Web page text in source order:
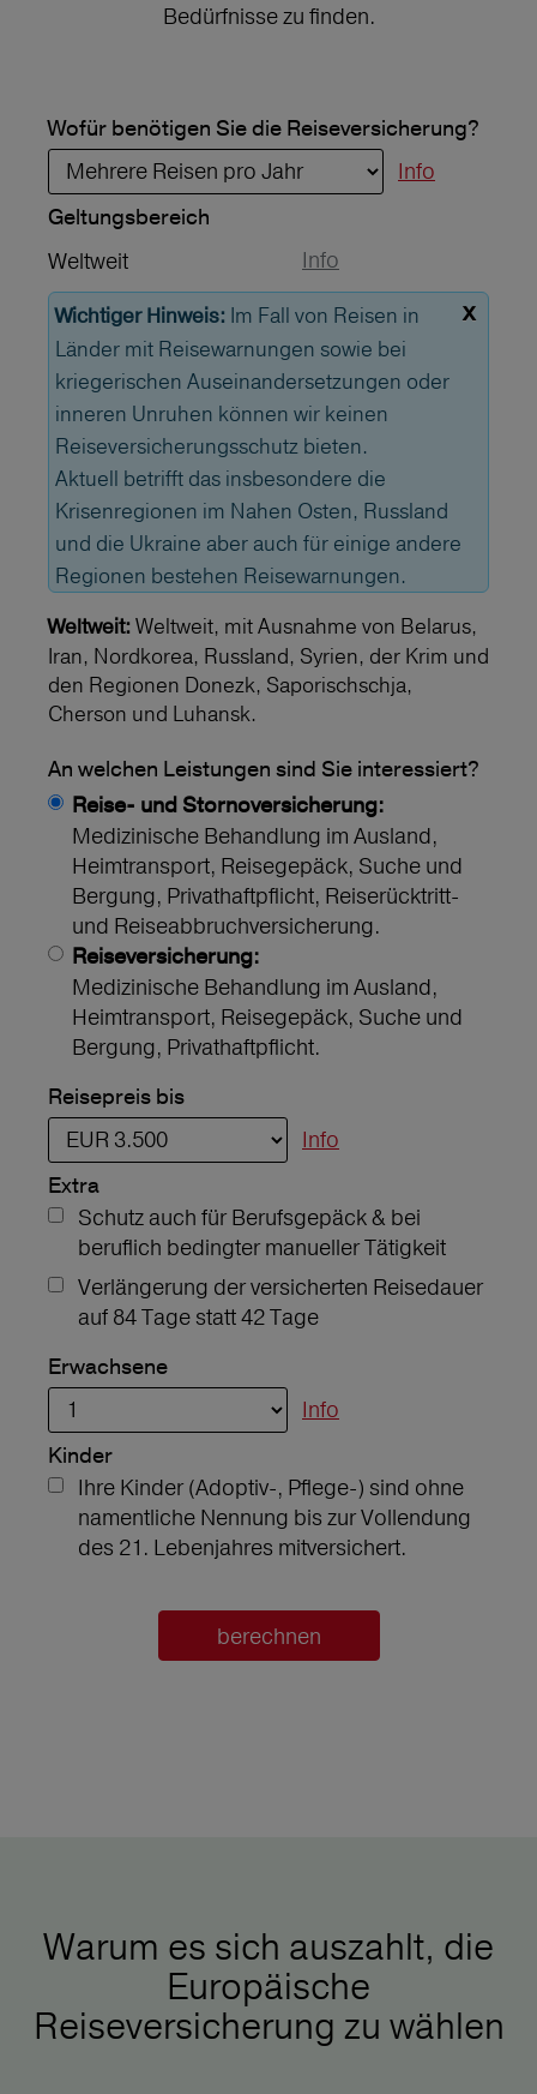
Bedürfnisse zu finden.
Wofür benötigen Sie die Reiseversicherung?
Info
Geltungs­bereich
Weltweit
Info
x
Wichtiger Hinweis: Im Fall von Reisen in
Länder mit Reisewarnungen sowie bei
kriegerischen Auseinandersetzungen oder
inneren Unruhen können wir keinen
Reiseversicherungsschutz bieten.
Aktuell betrifft das insbesondere die
Krisenregionen im Nahen Osten, Russland
und die Ukraine aber auch für einige andere
Regionen bestehen Reisewarnungen.
Weltweit: Weltweit, mit Ausnahme von Belarus,
Iran, Nordkorea, Russland, Syrien, der Krim und
den Regionen Donezk, Saporischschja,
Cherson und Luhansk.
An welchen Leistungen sind Sie interessiert?
Reise- und Stornoversicherung:
Medizinische Behandlung im Ausland,
Heimtransport, Reisegepäck, Suche und
Bergung, Privathaftpflicht, Reiserücktritt-
und Reiseabbruchversicherung.
Reiseversicherung:
Medizinische Behandlung im Ausland,
Heimtransport, Reisegepäck, Suche und
Bergung, Privathaftpflicht.
Reisepreis bis
Info
Extra
Schutz auch für Berufsgepäck & bei
beruflich bedingter manueller Tätigkeit
Verlängerung der versicherten Reisedauer
auf 84 Tage statt 42 Tage
Erwachsene
Info
Kinder
Ihre Kinder (Adoptiv-, Pflege-) sind ohne
namentliche Nennung bis zur Vollendung
des 21. Lebenjahres mitversichert.
berechnen
Warum es sich auszahlt, die
Europäische
Reiseversicherung zu wählen